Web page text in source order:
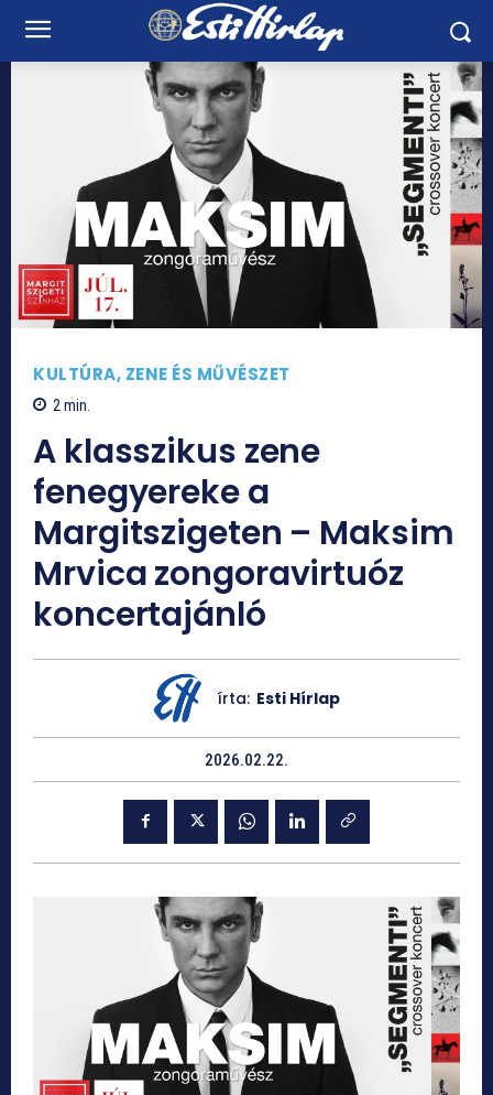
KULTÚRA, ZENE ÉS MŰVÉSZET
2min.
A klasszikus zene
fenegyereke a
Margitszigeten – Maksim
Mrvica zongoravirtuóz
koncertajánló
írta: Esti Hírlap
2026.02.22.